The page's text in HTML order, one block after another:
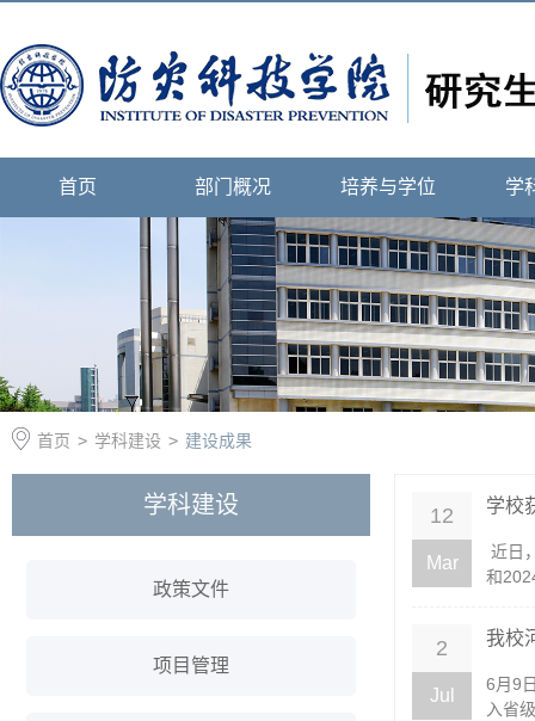
首页 部门概况 培养与学位 学
首页 > 学科建设 > 建设成果
学科建设
政策文件
项目管理
12
Mar
学校
近日
和
2
Jul
我校
6月9
入省